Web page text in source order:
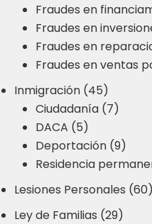
Fraudes en
Fraudes en
Fraudes en
Fraudes en ventas
Inmigración (45)
Ciudadanía (7)
DACA (5)
Deportación (9)
Residencia
Lesiones Personales (60)
Ley de Familias (29)